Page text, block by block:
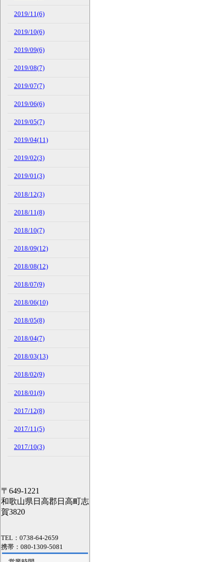
2019/11(6)
2019/10(6)
2019/09(6)
2019/08(7)
2019/07(7)
2019/06(6)
2019/05(7)
2019/04(11)
2019/02(3)
2019/01(3)
2018/12(3)
2018/11(8)
2018/10(7)
2018/09(12)
2018/08(12)
2018/07(9)
2018/06(10)
2018/05(8)
2018/04(7)
2018/03(13)
2018/02(9)
2018/01(9)
2017/12(8)
2017/11(5)
2017/10(3)
〒649-1221
和歌山県日高郡日高町志
賀3820
TEL：0738-64-2659
携帯：080-1309-5081